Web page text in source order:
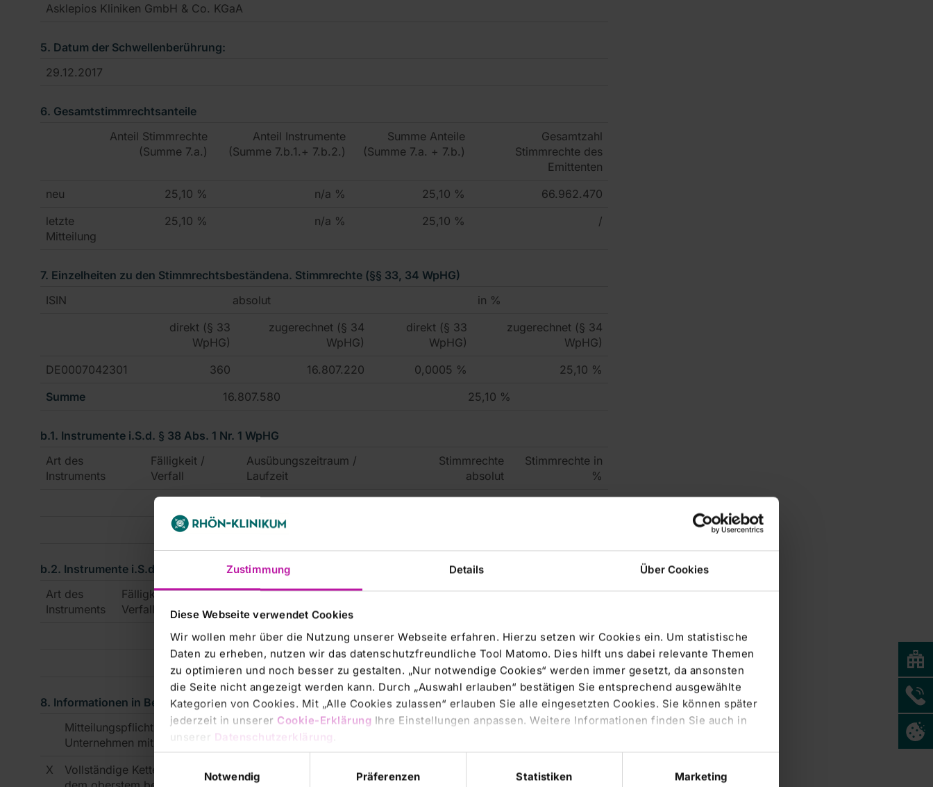
Zustimmung Details Über Cookies
Diese Webseite verwendet Cookies
Wir wollen mehr über die Nutzung unserer Webseite erfahren. Hierzu setzen wir Cookies ein. Um statistische
Daten zu erheben, nutzen wir das datenschutzfreundliche Tool Matomo. Dies hilft uns dabei relevante Themen
zu optimieren und noch besser zu gestalten. „Nur notwendige Cookies“ werden immer gesetzt, da ansonsten
die Seite nicht angezeigt werden kann. Durch „Auswahl erlauben“ bestätigen Sie entsprechend ausgewählte
Kategorien von Cookies. Mit „Alle Cookies zulassen“ erlauben Sie alle eingesetzten Cookies. Sie können später
jederzeit in unserer Cookie-Erklärung Ihre Einstellungen anpassen. Weitere Informationen finden Sie auch in
unserer Datenschutzerklärung
Notwendig
Präferenzen Statistiken Marketing
Asklepios Kliniken GmbH & Co. KGaA
5. Datum der Schwellenberührung:
29.12.2017
6. Gesamtstimmrechtsanteile
Anteil Stimmrechte
(Summe 7.a.)
Anteil Instrumente
(Summe 7.b.1.+ 7.b.2.)
Summe Anteile
(Summe 7.a. + 7.b.)
Gesamtzahl
Stimmrechte des
Emittenten
neu
25,10 % n/a % 25,10 %
66.962.470
letzte
Mitteilung
25,10 % n/a % 25,10 % /
7. Einzelheiten zu den Stimmrechtsbeständena. Stimmrechte (§§ 33, 34 WpHG)
ISIN
absolut
in %
direkt (§ 33
WpHG)
zugerechnet (§ 34
WpHG)
direkt (§ 33
WpHG)
zugerechnet (§ 34
WpHG)
DE0007042301
360 16.807.220 0,0005 %
25,10 %
Summe
16.807.580 25,10 %
b.1. Instrumente i.S.d. § 38 Abs. 1 Nr. 1 WpHG
Art des
Instruments
Fälligkeit /
Verfall
Ausübungs­zeitraum /
Laufzeit
Stimmrechte
absolut
Stimmrechte in
%
Summe
b.2. Instrumente i.S.d. § 38 Abs. 1 Nr. 2 WpHG
Art des
Instruments
Fälligkeit /
Verfall
Ausübungs­
zeitraum / Laufzeit
Barausgleich oder
physische Abwicklung
Stimmrechte
Stimmrechte
%
%
8. Informationen in Bezug auf den Mitteilungspflichtigen
Mitteilungspflichtiger (3.) wird weder beherrscht noch beherrscht Mitteilungspflichtiger andere
Unternehmen mit melderelevanten Stimmrechten des Emittenten (1.).
X
Vollständige Kette der Tochterunternehmen beginnend mit der obersten beherrschenden Person oder